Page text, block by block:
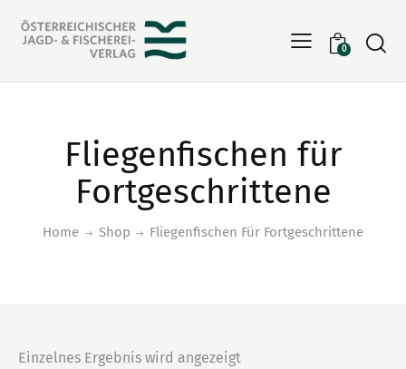
0
Fliegenfischen für
Fortgeschrittene
Home Shop Fliegenfischen Für Fortgeschrittene
Einzelnes Ergebnis wird angezeigt